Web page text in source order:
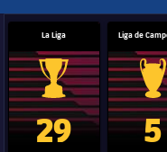
La Liga
Trofeo de La Liga
29
Liga de
5